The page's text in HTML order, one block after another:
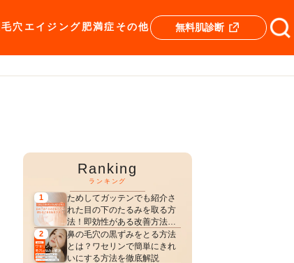
毛穴 エイジング 肥満症 その他 無料肌診断
Ranking
ランキング
1
ためしてガッテンでも紹介さ
れた目の下のたるみを取る方
法！即効性がある改善方法
は？
2
鼻の毛穴の黒ずみをとる方法
とは？ワセリンで簡単にきれ
いにする方法を徹底解説